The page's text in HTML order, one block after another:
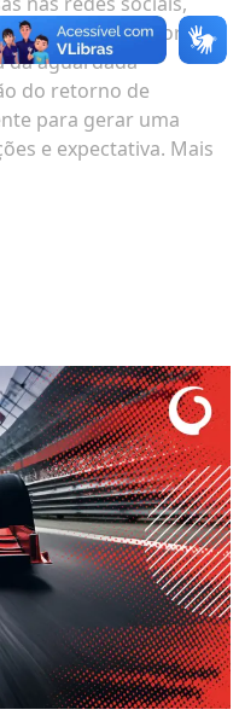
de fãs ao redor do
da aguardada
do retorno de
para gerar uma
e expectativa. Mais